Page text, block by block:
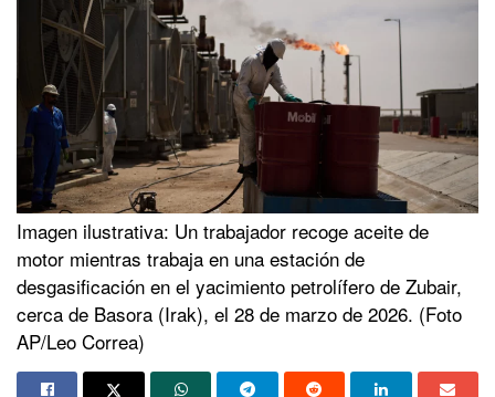
Imagen ilustrativa: Un trabajador recoge aceite de
motor mientras trabaja en una estación de
desgasificación en el yacimiento petrolífero de Zubair,
cerca de Basora (Irak), el 28 de marzo de 2026. (Foto
AP/Leo Correa)